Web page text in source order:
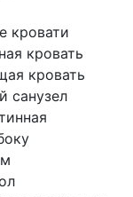
кровати
кровать
кровать
санузел